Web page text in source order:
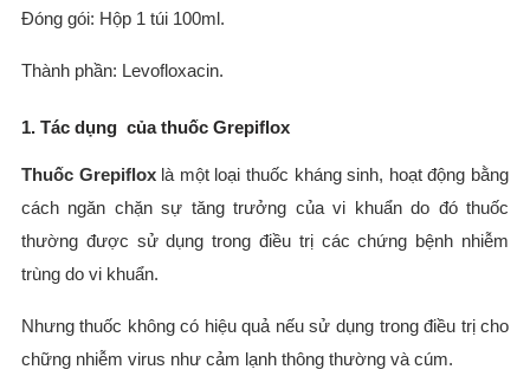
Đóng gói: Hộp 1 túi 100ml.
Thành phần: Levofloxacin.
1. Tác dụng của thuốc Grepiflox
Thuốc Grepifloxlà một loại thuốc kháng sinh, hoạt động bằng
cách ngăn chặn sự tăng trưởng của vi khuẩn do đó thuốc
thường được sử dụng trong điều trị các chứng bệnh nhiễm
trùng do vi khuẩn.
Nhưng thuốc không có hiệu quả nếu sử dụng trong điều trị cho
chững nhiễm virus như cảm lạnh thông thường và cúm.